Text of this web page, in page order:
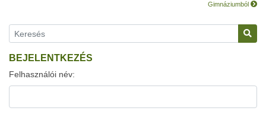
Gimnáziumból
BEJELENTKEZÉS
Felhasználói név: